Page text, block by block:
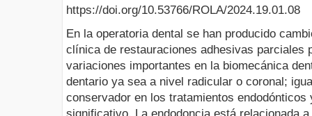
https://doi.org/10.53766/ROLA/2024.19.01.08
En la operatoria dental se han producido
clínica de restauraciones adhesivas parciales
variaciones importantes en la biomecánica
dentario ya sea a nivel radicular o coronal;
conservador en los tratamientos endodónticos